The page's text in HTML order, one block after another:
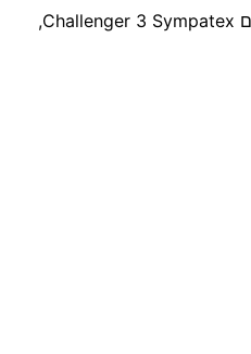
DeWALT מגפי הליכה אטומי מים Challenger 3 Sympatex,